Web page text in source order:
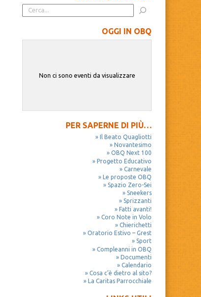
OGGI IN OBQ
Non ci sono eventi da visualizzare
PER SAPERNE DI PIÙ…
Il Beato Quagliotti
Novantesimo
OBQ Next 100
Progetto Educativo
Carnevale
Le proposte OBQ
Spazio Zero-Sei
Sneekers
Sprizzanti
Fatti avanti!
Coro Note in Volo
Chierichetti
Oratorio Estivo – Grest
Sport
Compleanni in OBQ
Documenti
Calendario
Cosa c’è dietro al sito?
La Caritas Parrocchiale